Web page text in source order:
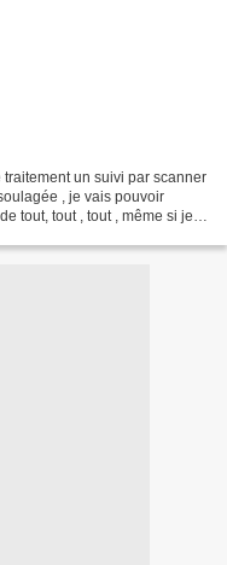
un suivi par scanner
, je vais pouvoir
tout, tout , tout , même si je